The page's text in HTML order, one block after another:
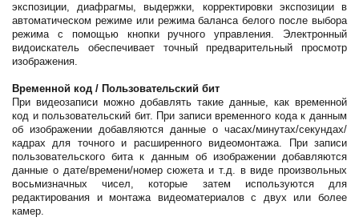
экспозиции, диафрагмы, выдержки, корректировки экспозиции в
автоматическом режиме или режима баланса белого после выбора
режима с помощью кнопки ручного управления. Электронный
видоискатель обеспечивает точный предварительный просмотр
изображения.
Временной код / Пользовательский бит
При видеозаписи можно добавлять такие данные, как временной
код и пользовательский бит. При записи временного кода к данным
об изображении добавляются данные о часах/минутах/секундах/
кадрах для точного и расширенного видеомонтажа. При записи
пользовательского бита к данным об изображении добавляются
данные о дате/времени/номер сюжета и т.д. в виде произвольных
восьмизначных чисел, которые затем используются для
редактирования и монтажа видеоматериалов с двух или более
камер.